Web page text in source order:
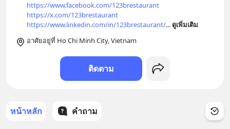
https://www.facebook.com/123brestaurant
https://x.com/123brestaurant
https://www.linkedin.com/in/123brestaurant/... ดูเพิ่มเติม
อาศัยอยู่ที่ Ho Chi Minh City, Vietnam
ติดตาม
หน้าหลัก คำถาม